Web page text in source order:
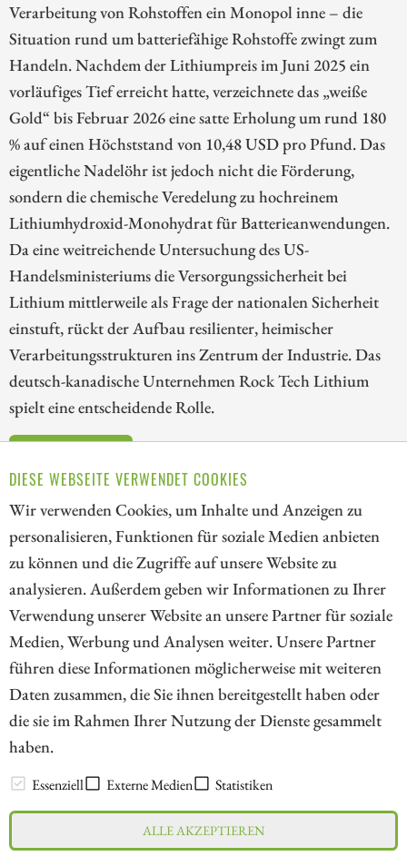
DIESE WEBSEITE VERWENDET COOKIES
Wir verwenden Cookies, um Inhalte und Anzeigen zu
personalisieren, Funktionen für soziale Medien anbieten
zu können und die Zugriffe auf unsere Website zu
analysieren. Außerdem geben wir Informationen zu Ihrer
Verwendung unserer Website an unsere Partner für soziale
Medien, Werbung und Analysen weiter. Unsere Partner
führen diese Informationen möglicherweise mit weiteren
Daten zusammen, die Sie ihnen bereitgestellt haben oder
die sie im Rahmen Ihrer Nutzung der Dienste gesammelt
haben.
Essenziell Externe Medien Statistiken
ALLE AKZEPTIEREN
Verarbeitung von Rohstoffen ein Monopol inne – die
Situation rund um batteriefähige Rohstoffe zwingt zum
Handeln. Nachdem der Lithiumpreis im Juni 2025 ein
vorläufiges Tief erreicht hatte, verzeichnete das „weiße
Gold“ bis Februar 2026 eine satte Erholung um rund 180
% auf einen Höchststand von 10,48 USD pro Pfund. Das
eigentliche Nadelöhr ist jedoch nicht die Förderung,
sondern die chemische Veredelung zu hochreinem
Lithiumhydroxid-Monohydrat für Batterieanwendungen.
Da eine weitreichende Untersuchung des US-
Handelsministeriums die Versorgungssicherheit bei
Lithium mittlerweile als Frage der nationalen Sicherheit
einstuft, rückt der Aufbau resilienter, heimischer
Verarbeitungsstrukturen ins Zentrum der Industrie. Das
deutsch-kanadische Unternehmen Rock Tech Lithium
spielt eine entscheidende Rolle.
1 2 3 4 5 6 7
// kapitalerhoehungen.de - © 2026 - Die Informationsplattform für
Investoren und Unternehmen rund um Kapitalerhöhung, Kapitalmarkt
und Unternehmensfinanzierung
LEXIKON
Impressum